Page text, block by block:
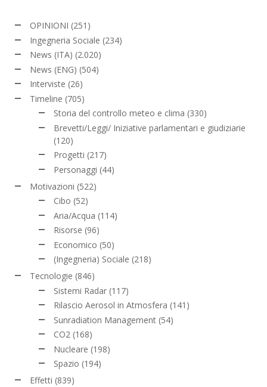
OPINIONI (251)
Ingegneria Sociale (234)
News (ITA) (2.020)
News (ENG) (504)
Interviste (26)
Timeline (705)
Storia del controllo meteo e clima (330)
Brevetti/Leggi/ Iniziative parlamentari e giudiziarie
(120)
Progetti (217)
Personaggi (44)
Motivazioni (522)
Cibo (52)
Aria/Acqua (114)
Risorse (96)
Economico (50)
(Ingegneria) Sociale (218)
Tecnologie (846)
Sistemi Radar (117)
Rilascio Aerosol in Atmosfera (141)
Sunradiation Management (54)
CO2 (168)
Nucleare (198)
Spazio (194)
Effetti (839)